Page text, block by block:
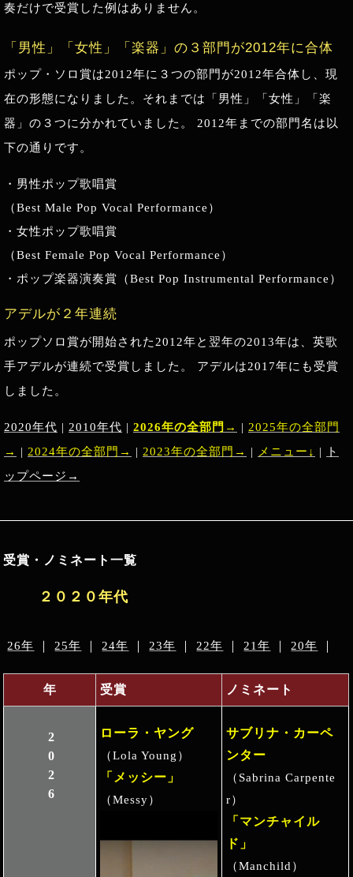
奏だけで受賞した例はありません。
「男性」「女性」「楽器」の３部門が2012年に合体
ポップ・ソロ賞は2012年に３つの部門が2012年合体し、現
在の形態になりました。それまでは「男性」「女性」「楽
器」の３つに分かれていました。 2012年までの部門名は以
下の通りです。
・男性ポップ歌唱賞
（Best Male Pop Vocal Performance）
・女性ポップ歌唱賞
（Best Female Pop Vocal Performance）
・ポップ楽器演奏賞（Best Pop Instrumental Performance）
アデルが２年連続
ポップソロ賞が開始された2012年と翌年の2013年は、英歌
手アデルが連続で受賞しました。 アデルは2017年にも受賞
しました。
2020年代 | 2010年代 | 2026年の全部門→ | 2025年の全部門
→
| 2024年の全部門→ | 2023年の全部門→ | メニュー↓ |
ト
ップページ→
受賞・ノミネート一覧
２０２０年代
26年 25年 24年 23年 22年 21年 20年
年 受賞 ノミネート
2026 ローラ・ヤング
（Lola Young）
「メッシー」
（Messy）
サブリナ・カーペ
ンター
（Sabrina Carpente
r）
「マンチャイル
ド」
（Manchild）